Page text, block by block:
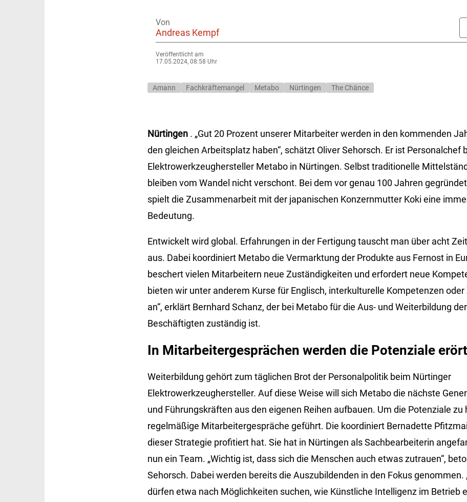
Von
Andreas Kempf
Veröffentlicht am
17.05.2024, 08:58 Uhr
Amann Fachkräftemangel Metabo Nürtingen The Chänce
Nürtingen . „Gut 20 Prozent unserer Mitarbeiter werden in den kommenden
den gleichen Arbeitsplatz haben“, schätzt Oliver Sehorsch. Er ist Personalchef
Elektrowerkzeughersteller Metabo in Nürtingen. Selbst traditionelle
bleiben vom Wandel nicht verschont. Bei dem vor genau 100 Jahren
spielt die Zusammenarbeit mit der japanischen Konzernmutter Koki eine
Bedeutung.
Entwickelt wird global. Erfahrungen in der Fertigung tauscht man über acht
aus. Dabei koordiniert Metabo die Vermarktung der Produkte aus Fernost in
beschert vielen Mitarbeitern neue Zuständigkeiten und erfordert neue
bieten wir unter anderem Kurse für Englisch, interkulturelle Kompetenzen
an“, erklärt Bernhard Schanz, der bei Metabo für die Aus- und Weiterbildung
Beschäftigten zuständig ist.
In Mitarbeitergesprächen werden die Potenziale
Weiterbildung gehört zum täglichen Brot der Personalpolitik beim Nürtinger
Elektrowerkzeughersteller. Auf diese Weise will sich Metabo die nächste
und Führungskräften aus den eigenen Reihen aufbauen. Um die Potenziale zu
regelmäßige Mitarbeitergespräche geführt. Die koordiniert Bernadette
dieser Strategie profitiert hat. Sie hat in Nürtingen als Sachbearbeiterin
nun ein Team. „Wichtig ist, dass sich die Menschen auch etwas zutrauen“,
Sehorsch. Dabei werden bereits die Auszubildenden in den Fokus genommen.
dürfen etwa nach Möglichkeiten suchen, wie Künstliche Intelligenz im Betrieb